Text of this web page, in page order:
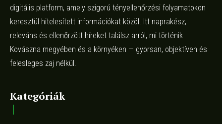
digitális platform, amely szigorú tényellenőrzési folyamatokon
keresztül hitelesített információkat közöl. Itt naprakész,
releváns és ellenőrzött híreket találsz arról, mi történik
Kovászna megyében és a környéken — gyorsan, objektíven és
felesleges zaj nélkül.
Kategóriák